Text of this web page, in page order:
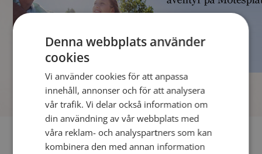
Fler singlar
Denna webbplats använder
cookies
Vi använder cookies för att anpassa
innehåll, annonser och för att analysera
vår trafik. Vi delar också information om
din användning av vår webbplats med
våra reklam- och analyspartners som kan
kombinera den med annan information